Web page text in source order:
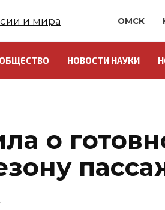
ОМСК
ОБЩЕСТВО НОВОСТИ НАУКИ
о